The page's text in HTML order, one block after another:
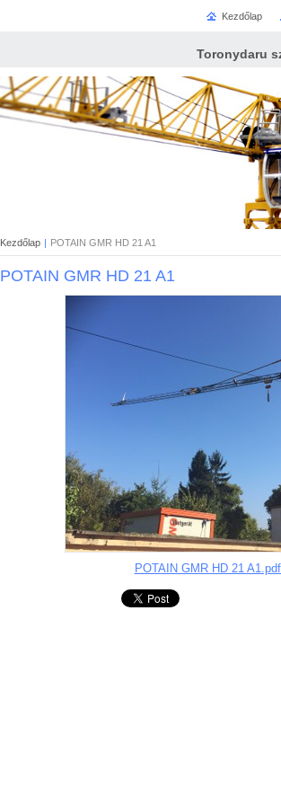
Toronydaru
Kezdőlap | POTAIN GMR HD 21 A1
POTAIN GMR HD 21 A1
POTAIN GMR HD 21
Kezdőlap